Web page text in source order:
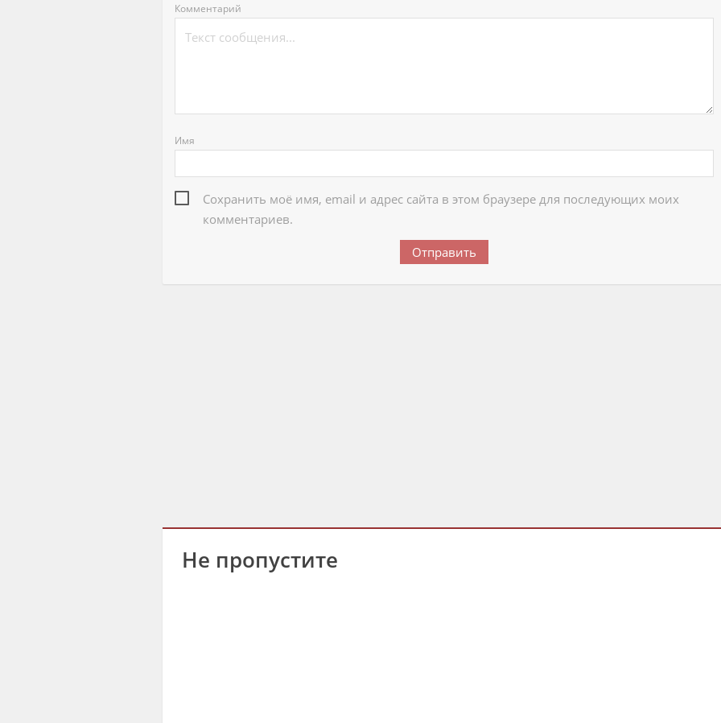
Комментарий
Имя
Сохранить моё имя, email и адрес сайта в этом браузере для последующих моих
комментариев.
Не пропустите